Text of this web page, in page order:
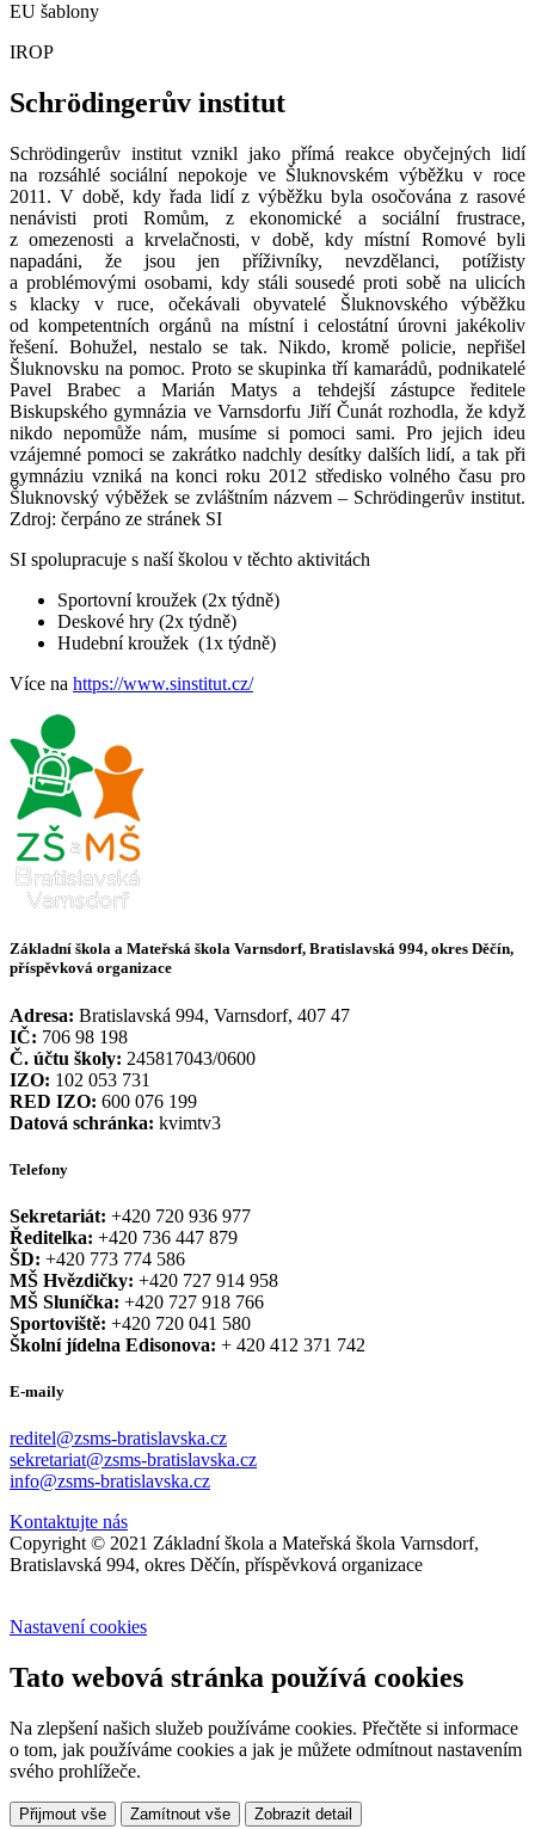
EU šablony
IROP
Schrödingerův institut
Schrödingerův institut vznikl jako přímá reakce obyčejných lidí
na rozsáhlé sociální nepokoje ve Šluknovském výběžku v roce
2011. V době, kdy řada lidí z výběžku byla osočována z rasové
nenávisti proti Romům, z ekonomické a sociální frustrace,
z omezenosti a krvelačnosti, v době, kdy místní Romové byli
napadáni, že jsou jen příživníky, nevzdělanci, potížisty
a problémovými osobami, kdy stáli sousedé proti sobě na ulicích
s klacky v ruce, očekávali obyvatelé Šluknovského výběžku
od kompetentních orgánů na místní i celostátní úrovni jakékoliv
řešení. Bohužel, nestalo se tak. Nikdo, kromě policie, nepřišel
Šluknovsku na pomoc. Proto se skupinka tří kamarádů, podnikatelé
Pavel Brabec a Marián Matys a tehdejší zástupce ředitele
Biskupského gymnázia ve Varnsdorfu Jiří Čunát rozhodla, že když
nikdo nepomůže nám, musíme si pomoci sami. Pro jejich ideu
vzájemné pomoci se zakrátko nadchly desítky dalších lidí, a tak při
gymnáziu vzniká na konci roku 2012 středisko volného času pro
Šluknovský výběžek se zvláštním názvem – Schrödingerův institut.
Zdroj: čerpáno ze stránek SI
SI spolupracuje s naší školou v těchto aktivitách
Sportovní kroužek (2x týdně)
Deskové hry (2x týdně)
Hudební kroužek (1x týdně)
Více na https://www.sinstitut.cz/
Základní škola a Mateřská škola Varnsdorf, Bratislavská 994, okres Děčín,
příspěvková organizace
Adresa: Bratislavská 994, Varnsdorf, 407 47
IČ: 706 98 198
Č. účtu školy: 245817043/0600
IZO: 102 053 731
RED IZO: 600 076 199
Datová schránka: kvimtv3
Telefony
Sekretariát: +420 720 936 977
Ředitelka: +420 736 447 879
ŠD: +420 773 774 586
MŠ Hvězdičky: +420 727 914 958
MŠ Sluníčka: +420 727 918 766
Sportoviště: +420 720 041 580
Školní jídelna Edisonova: + 420 412 371 742
E-maily
reditel@zsms-bratislavska.cz
sekretariat@zsms-bratislavska.cz
info@zsms-bratislavska.cz
Kontaktujte nás
Copyright © 2021 Základní škola a Mateřská škola Varnsdorf,
Bratislavská 994, okres Děčín, příspěvková organizace
Nastavení cookies
Tato webová stránka používá cookies
Na zlepšení našich služeb používáme cookies. Přečtěte si informace
o tom, jak používáme cookies a jak je můžete odmítnout nastavením
svého prohlížeče.
Přijmout vše Zamítnout vše Zobrazit detail